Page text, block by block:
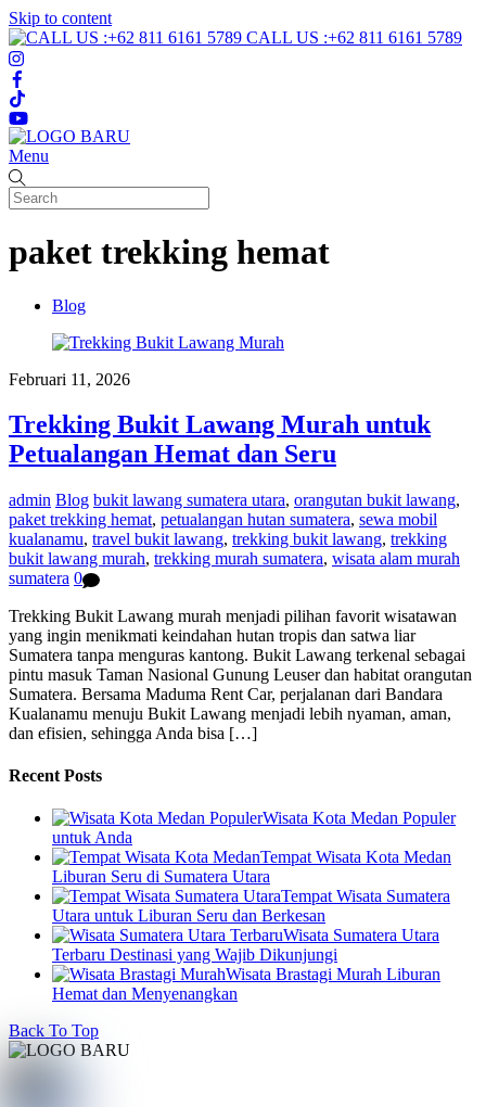
Skip to content
CALL US :+62 811 6161 5789
Menu
paket trekking hemat
Blog
Februari 11, 2026
Trekking Bukit Lawang Murah untuk
Petualangan Hemat dan Seru
admin Blog bukit lawang sumatera utara, orangutan bukit lawang,
paket trekking hemat, petualangan hutan sumatera, sewa mobil
kualanamu, travel bukit lawang, trekking bukit lawang, trekking
bukit lawang murah, trekking murah sumatera, wisata alam murah
sumatera 0
Trekking Bukit Lawang murah menjadi pilihan favorit wisatawan
yang ingin menikmati keindahan hutan tropis dan satwa liar
Sumatera tanpa menguras kantong. Bukit Lawang terkenal sebagai
pintu masuk Taman Nasional Gunung Leuser dan habitat orangutan
Sumatera. Bersama Maduma Rent Car, perjalanan dari Bandara
Kualanamu menuju Bukit Lawang menjadi lebih nyaman, aman,
dan efisien, sehingga Anda bisa […]
Recent Posts
Wisata Kota Medan Populer
untuk Anda
Tempat Wisata Kota Medan
Liburan Seru di Sumatera Utara
Tempat Wisata Sumatera
Utara untuk Liburan Seru dan Berkesan
Wisata Sumatera Utara
Terbaru Destinasi yang Wajib Dikunjungi
Wisata Brastagi Murah Liburan
Hemat dan Menyenangkan
Back To Top